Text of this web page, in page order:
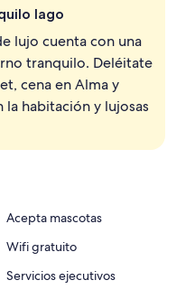
o patio
lago
lujo cuenta con una
tranquilo. Deléitate
cena en Alma y
habitación y lujosas
Acepta mascotas
Wifi gratuito
Servicios ejecutivos